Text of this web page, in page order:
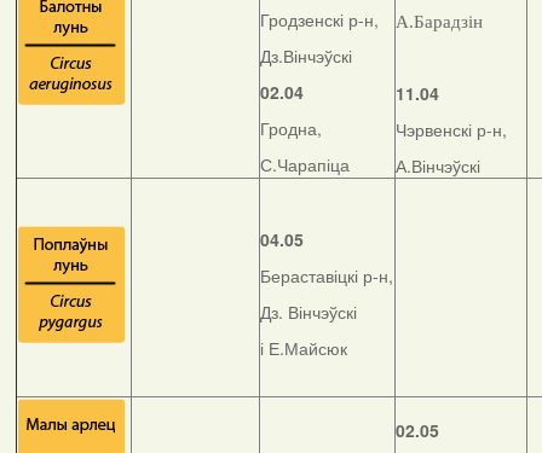
Гродзенскі р-н,
Дз.Вінчэўскі
02.04
Гродна,
С.Чарапіца
А.Барадзін
11.04
Чэрвенскі р-н,
А.Вінчэўскі
04.05
Бераставіцкі р-н,
Дз. Вінчэўскі
і Е.Майсюк
02.05